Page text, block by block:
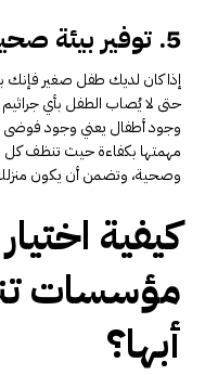
5. توفير بيئة صحية للأطفال
إذا كان لديك طفل صغير فإنك
حتى لا يُصاب الطفل بأي جراثيم
وجود أطفال يعني وجود فوضى
مهمتها بكفاءة حيث تنظف كل
وصحية، وتضمن أن يكون
كيفية
مؤسسات
أبها؟